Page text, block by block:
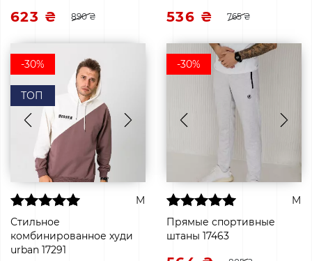
623 ₴ 890 ₴ 536 ₴ 765 ₴
-30%
ТОП
M
Стильное
комбинированное худи
urban 17291
-30%
M
Прямые спортивные
штаны 17463